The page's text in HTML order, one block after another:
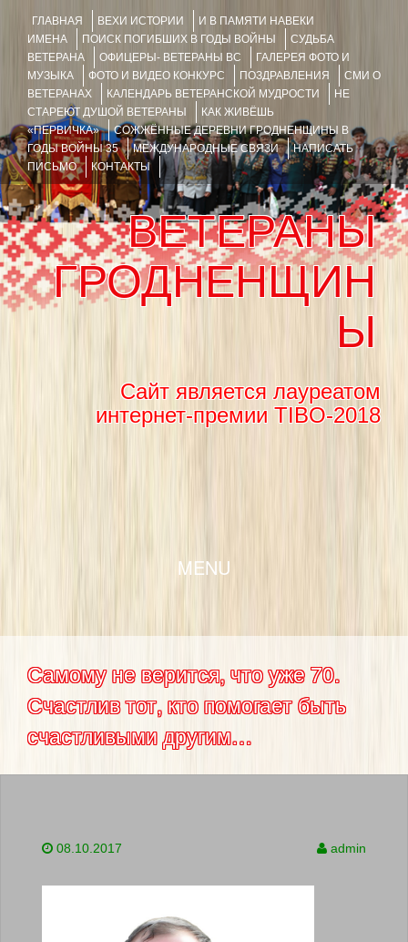
ГЛАВНАЯ ВЕХИ ИСТОРИИ
И В ПАМЯТИ НАВЕКИ
ИМЕНА
ПОИСК ПОГИБШИХ В ГОДЫ ВОЙНЫ
СУДЬБА
ВЕТЕРАНА
ОФИЦЕРЫ- ВЕТЕРАНЫ ВС
ГАЛЕРЕЯ ФОТО И
МУЗЫКА
ФОТО И ВИДЕО КОНКУРС ПОЗДРАВЛЕНИЯ
СМИ О
ВЕТЕРАНАХ
КАЛЕНДАРЬ ВЕТЕРАНСКОЙ МУДРОСТИ
НЕ
СТАРЕЮТ ДУШОЙ ВЕТЕРАНЫ
КАК ЖИВЁШЬ
«ПЕРВИЧКА»
СОЖЖЁННЫЕ ДЕРЕВНИ ГРОДНЕНЩИНЫ В
ГОДЫ ВОЙНЫ 35
МЕЖДУНАРОДНЫЕ СВЯЗИ
НАПИСАТЬ
ПИСЬМО
КОНТАКТЫ
ВЕТЕРАНЫ
ГРОДНЕНЩИН
Ы
Сайт является лауреатом
интернет-премии TIBO-2018
MENU
Самому не верится, что уже 70.
Счастлив тот, кто помогает быть
счастливыми другим…
08.10.2017 admin